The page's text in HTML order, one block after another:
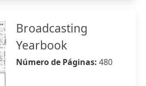
Broadcasting
Yearbook
Número de Páginas: 480